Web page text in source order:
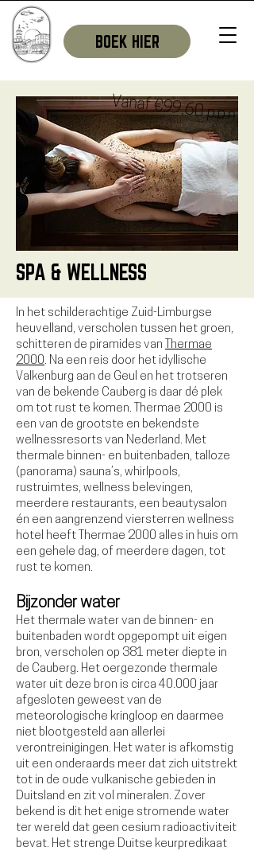
BOEK HIER
Vanaf €99,60 p.p.n
SPA & WELLNESS
In het schilderachtige Zuid-Limburgse
heuvelland, verscholen tussen het groen,
schitteren de piramides van Thermae
2000. Na een reis door het idyllische
Valkenburg aan de Geul en het trotseren
van de bekende Cauberg is daar dé plek
om tot rust te komen. Thermae 2000 is
een van de grootste en bekendste
wellnessresorts van Nederland. Met
thermale binnen- en buitenbaden, talloze
(panorama) sauna’s, whirlpools,
rustruimtes, wellness belevingen,
meerdere restaurants, een beautysalon
én een aangrenzend viersterren wellness
hotel heeft Thermae 2000 alles in huis om
een gehele dag, of meerdere dagen, tot
rust te komen.
Bijzonder water
Het thermale water van de binnen- en
buitenbaden wordt opgepompt uit eigen
bron, verscholen op 381 meter diepte in
de Cauberg. Het oergezonde thermale
water uit deze bron is circa 40.000 jaar
afgesloten geweest van de
meteorologische kringloop en daarmee
niet blootgesteld aan allerlei
verontreinigingen. Het water is afkomstig
uit een onderaards meer dat zich uitstrekt
tot in de oude vulkanische gebieden in
Duitsland en zit vol mineralen. Zover
bekend is dit het enige stromende water
ter wereld dat geen cesium radioactiviteit
bevat. Het strenge Duitse keurpredikaat